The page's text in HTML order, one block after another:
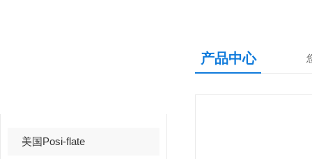
美国Posi-flate
产品中心